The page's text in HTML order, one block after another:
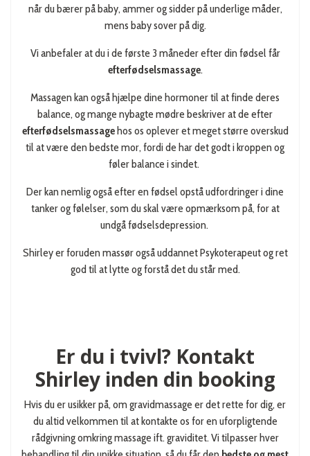
når du bærer på baby, ammer og sidder på underlige måder,
mens baby sover på dig.
Vi anbefaler at du i de første 3 måneder efter din fødsel får
efterfødselsmassage.
Massagen kan også hjælpe dine hormoner til at finde deres
balance, og mange nybagte mødre beskriver at de efter
efterfødselsmassagehos os oplever et meget større overskud
til at være den bedste mor, fordi de har det godt i kroppen og
føler balance i sindet.
Der kan nemlig også efter en fødsel opstå udfordringer i dine
tanker og følelser, som du skal være opmærksom på, for at
undgå fødselsdepression.
Shirley er foruden massør også uddannet Psykoterapeut og ret
god til at lytte og forstå det du står med.
Er du i tvivl? Kontakt
Shirley inden din booking
Hvis du er usikker på, om gravidmassage er det rette for dig, er
du altid velkommen til at kontakte os for en uforpligtende
rådgivning omkring massage ift. graviditet. Vi tilpasser hver